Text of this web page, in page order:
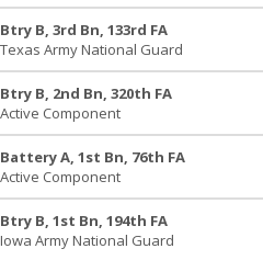
Btry B, 3rd Bn, 133rd FA
Texas Army National Guard
Btry B, 2nd Bn, 320th FA
Active Component
Battery A, 1st Bn, 76th FA
Active Component
Btry B, 1st Bn, 194th FA
Iowa Army National Guard